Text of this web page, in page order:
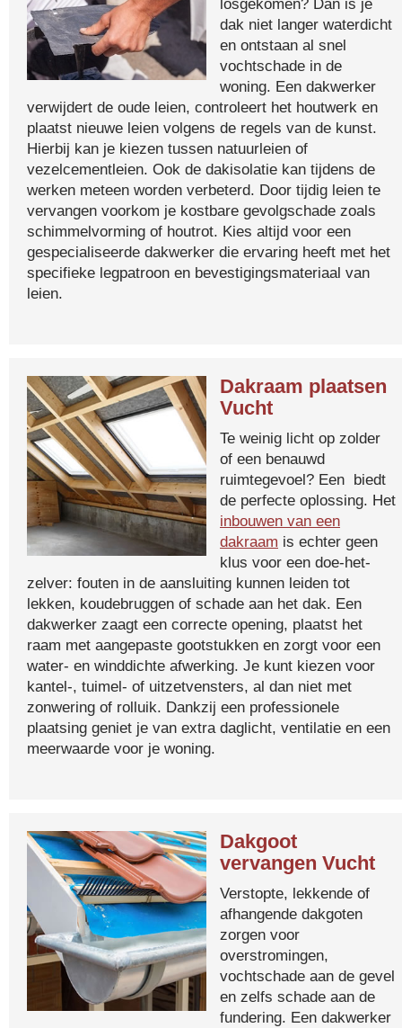
losgekomen? Dan is je
dak niet langer waterdicht
en ontstaan al snel
vochtschade in de
woning. Een dakwerker
verwijdert de oude leien, controleert het houtwerk en
plaatst nieuwe leien volgens de regels van de kunst.
Hierbij kan je kiezen tussen natuurleien of
vezelcementleien. Ook de dakisolatie kan tijdens de
werken meteen worden verbeterd. Door tijdig leien te
vervangen voorkom je kostbare gevolgschade zoals
schimmelvorming of houtrot. Kies altijd voor een
gespecialiseerde dakwerker die ervaring heeft met het
specifieke legpatroon en bevestigingsmateriaal van
leien.
Dakraam plaatsen
Vucht
Te weinig licht op zolder
of een benauwd
ruimtegevoel? Een biedt
de perfecte oplossing. Het
inbouwen van een
dakraam is echter geen
klus voor een doe-het-
zelver: fouten in de aansluiting kunnen leiden tot
lekken, koudebruggen of schade aan het dak. Een
dakwerker zaagt een correcte opening, plaatst het
raam met aangepaste gootstukken en zorgt voor een
water- en winddichte afwerking. Je kunt kiezen voor
kantel-, tuimel- of uitzetvensters, al dan niet met
zonwering of rolluik. Dankzij een professionele
plaatsing geniet je van extra daglicht, ventilatie en een
meerwaarde voor je woning.
Dakgoot
vervangen Vucht
Verstopte, lekkende of
afhangende dakgoten
zorgen voor
overstromingen,
vochtschade aan de gevel
en zelfs schade aan de
fundering. Een dakwerker